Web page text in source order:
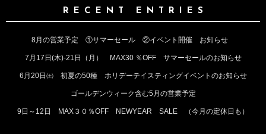
RECENT ENTRIES
8月の営業予定 ①サマーセール ②イベント開催 お知らせ
7月17日(木)‐21日（月） MAX30 ％OFF サマーセールのお知らせ
6月20日㈯ 初夏の50種 ホリデーテイスティングイベントのお知らせ
ゴールデンウィーク含む5月の営業予定
9日～12日 MAX３０％OFF NEWYEAR SALE （今月の定休日も）